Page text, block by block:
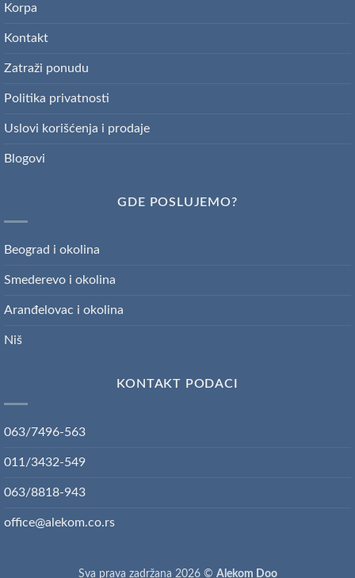
Korpa
Kontakt
Zatraži ponudu
Politika privatnosti
Uslovi korišćenja i prodaje
Blogovi
GDE POSLUJEMO?
Beograd i okolina
Smederevo i okolina
Aranđelovac i okolina
Niš
KONTAKT PODACI
063/7496-563
011/3432-549
063/8818-943
office@alekom.co.rs
Sva prava zadržana 2026 © Alekom Doo